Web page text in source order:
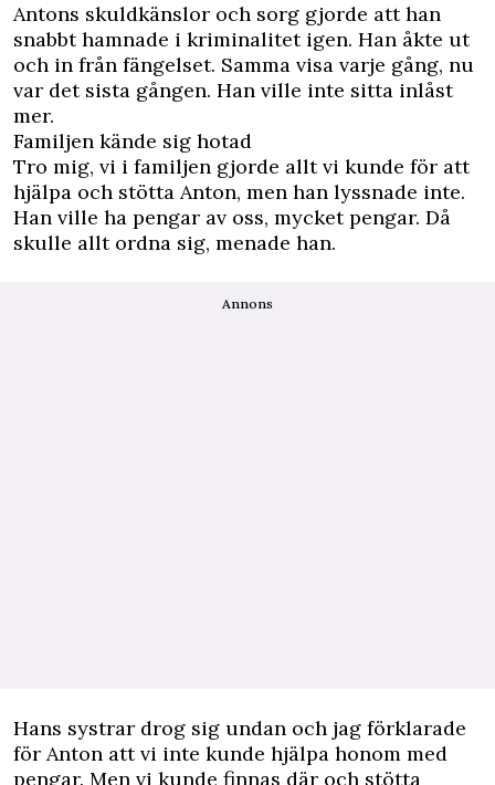
Antons skuldkänslor och sorg gjorde att han
snabbt hamnade i kriminalitet igen. Han åkte ut
och in från fängelset. Samma visa varje gång, nu
var det sista gången. Han ville inte sitta inlåst
mer.
Familjen kände sig hotad
Tro mig, vi i familjen gjorde allt vi kunde för att
hjälpa och stötta Anton, men han ­lyssnade inte.
Han ville ha pengar av oss, mycket pengar. Då
skulle allt ordna sig, menade han.
Annons
Hans systrar drog sig undan och jag förklarade
för Anton att vi inte ­kunde hjälpa honom med
pengar. Men vi kunde finnas där och stötta